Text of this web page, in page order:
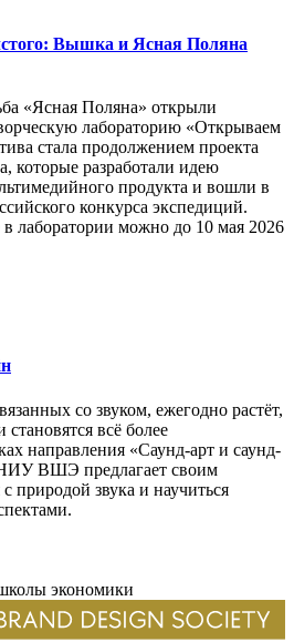
Вышка и Ясная Поляна
«Ясная Поляна» открыли
лабораторию «Открываем
стала продолжением проекта
которые разработали идею
продукта и вошли в
конкурса экспедиций.
в лаборатории можно до 10 мая 2026
со звуком, ежегодно растёт,
становятся всё более
направления «Саунд-арт и саунд-
ВШЭ предлагает своим
природой звука и научиться
экономики